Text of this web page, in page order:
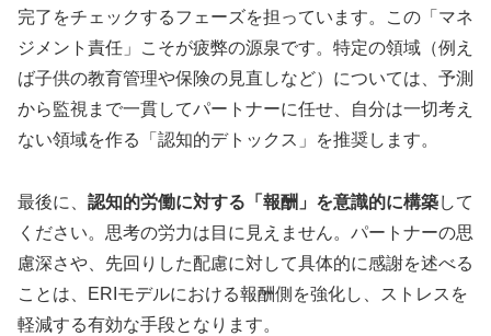
完了をチェックするフェーズを担っています。この「マネ
ジメント責任」こそが疲弊の源泉です。特定の領域（例え
ば子供の教育管理や保険の見直しなど）については、予測
から監視まで一貫してパートナーに任せ、自分は一切考え
ない領域を作る「認知的デトックス」を推奨します。
最後に、 認知的労働に対する「報酬」を意識的に構築して
ください。思考の労力は目に見えません。パートナーの思
慮深さや、先回りした配慮に対して具体的に感謝を述べる
ことは、ERIモデルにおける報酬側を強化し、ストレスを
軽減する有効な手段となります。